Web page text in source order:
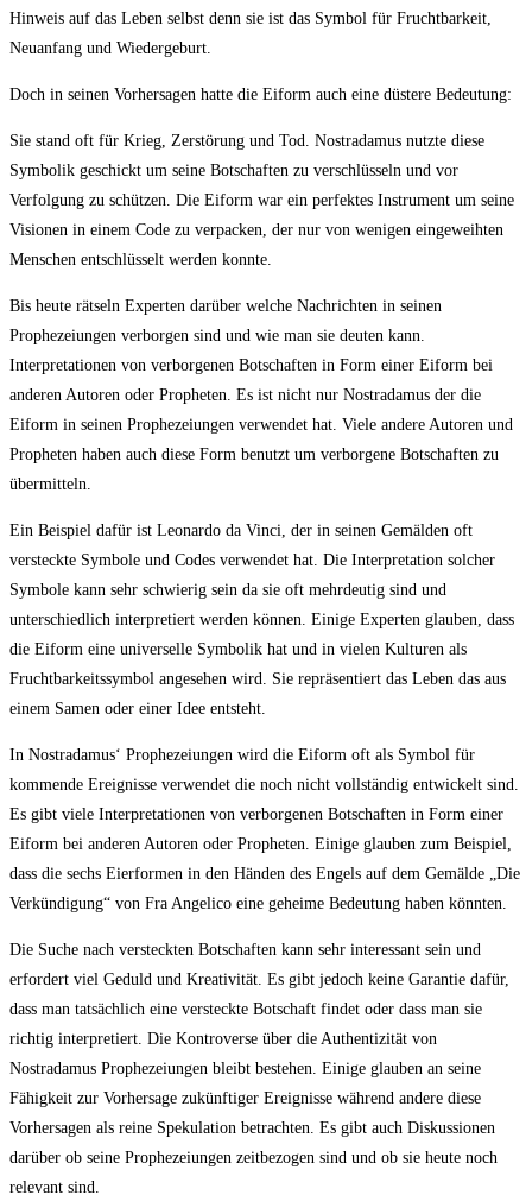
Hinweis auf das Leben selbst denn sie ist das Symbol für Fruchtbarkeit,
Neuanfang und Wiedergeburt.
Doch in seinen Vorhersagen hatte die Eiform auch eine düstere Bedeutung:
Sie stand oft für Krieg, Zerstörung und Tod. Nostradamus nutzte diese
Symbolik geschickt um seine Botschaften zu verschlüsseln und vor
Verfolgung zu schützen. Die Eiform war ein perfektes Instrument um seine
Visionen in einem Code zu verpacken, der nur von wenigen eingeweihten
Menschen entschlüsselt werden konnte.
Bis heute rätseln Experten darüber welche Nachrichten in seinen
Prophezeiungen verborgen sind und wie man sie deuten kann.
Interpretationen von verborgenen Botschaften in Form einer Eiform bei
anderen Autoren oder Propheten. Es ist nicht nur Nostradamus der die
Eiform in seinen Prophezeiungen verwendet hat. Viele andere Autoren und
Propheten haben auch diese Form benutzt um verborgene Botschaften zu
übermitteln.
Ein Beispiel dafür ist Leonardo da Vinci, der in seinen Gemälden oft
versteckte Symbole und Codes verwendet hat. Die Interpretation solcher
Symbole kann sehr schwierig sein da sie oft mehrdeutig sind und
unterschiedlich interpretiert werden können. Einige Experten glauben, dass
die Eiform eine universelle Symbolik hat und in vielen Kulturen als
Fruchtbarkeitssymbol angesehen wird. Sie repräsentiert das Leben das aus
einem Samen oder einer Idee entsteht.
In Nostradamus‘ Prophezeiungen wird die Eiform oft als Symbol für
kommende Ereignisse verwendet die noch nicht vollständig entwickelt sind.
Es gibt viele Interpretationen von verborgenen Botschaften in Form einer
Eiform bei anderen Autoren oder Propheten. Einige glauben zum Beispiel,
dass die sechs Eierformen in den Händen des Engels auf dem Gemälde „Die
Verkündigung“ von Fra Angelico eine geheime Bedeutung haben könnten.
Die Suche nach versteckten Botschaften kann sehr interessant sein und
erfordert viel Geduld und Kreativität. Es gibt jedoch keine Garantie dafür,
dass man tatsächlich eine versteckte Botschaft findet oder dass man sie
richtig interpretiert. Die Kontroverse über die Authentizität von
Nostradamus Prophezeiungen bleibt bestehen. Einige glauben an seine
Fähigkeit zur Vorhersage zukünftiger Ereignisse während andere diese
Vorhersagen als reine Spekulation betrachten. Es gibt auch Diskussionen
darüber ob seine Prophezeiungen zeitbezogen sind und ob sie heute noch
relevant sind.